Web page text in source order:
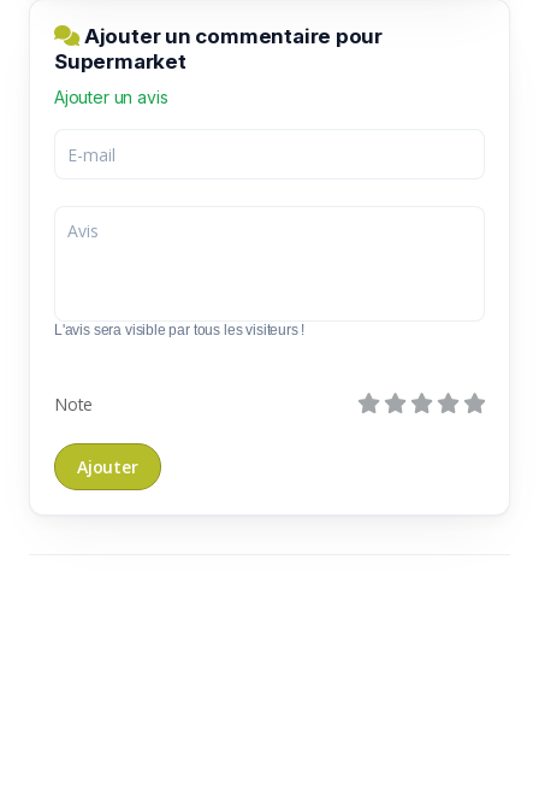
Ajouter un commentaire pour
Supermarket
Ajouter un avis
L'avis sera visible par tous les visiteurs !
Note